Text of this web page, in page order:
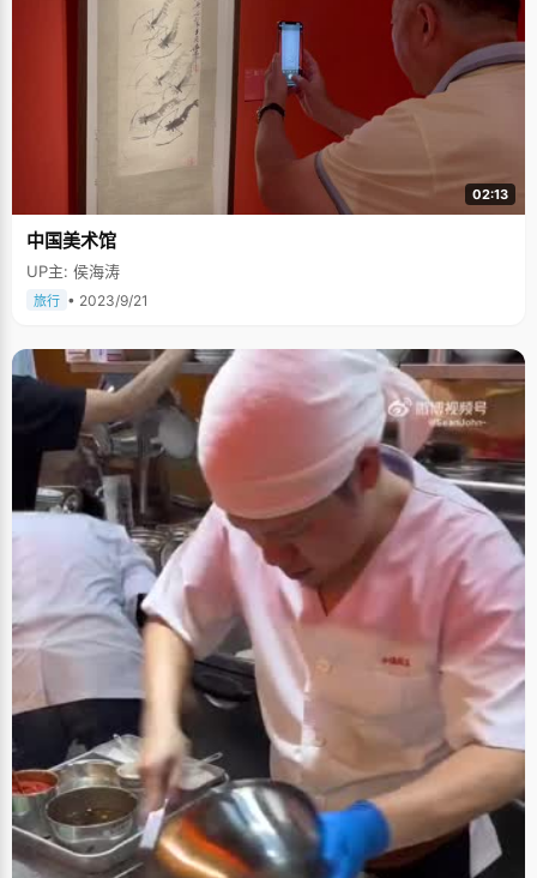
02:13
中国美术馆
UP主: 侯海涛
旅行 • 2023/9/21